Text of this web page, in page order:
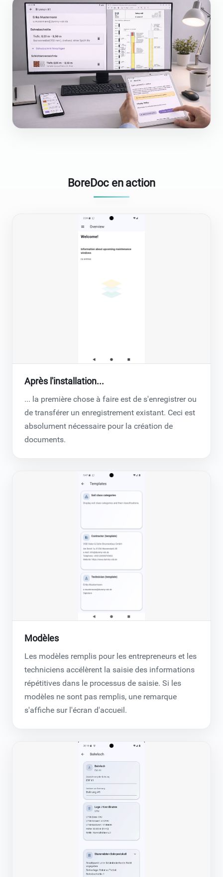
BoreDoc en action
Après l'installation...
... la première chose à faire est de s'enregistrer ou
de transférer un enregistrement existant. Ceci est
absolument nécessaire pour la création de
documents.
Modèles
Les modèles remplis pour les entrepreneurs et les
techniciens accélèrent la saisie des informations
répétitives dans le processus de saisie. Si les
modèles ne sont pas remplis, une remarque
s'affiche sur l'écran d'accueil.